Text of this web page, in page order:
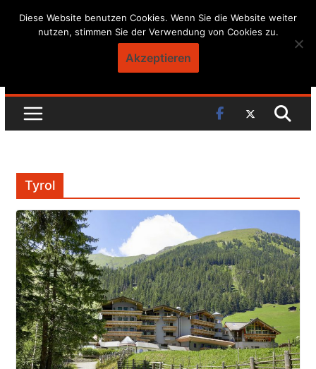
Skip
Tyrol
Diese Website benutzen Cookies. Wenn Sie die Website weiter
nutzen, stimmen Sie der Verwendung von Cookies zu.
Akzeptieren